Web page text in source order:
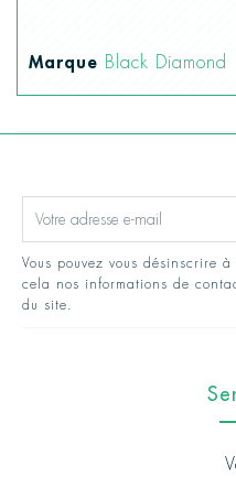
Marque Black Diamond
Vous pouvez vous désinscrire
cela nos informations de
du site.